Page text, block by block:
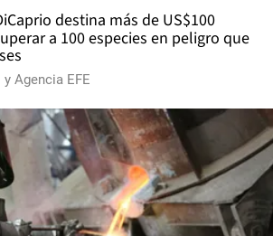
destina más de US$100
a 100 especies en peligro que
Agencia EFE